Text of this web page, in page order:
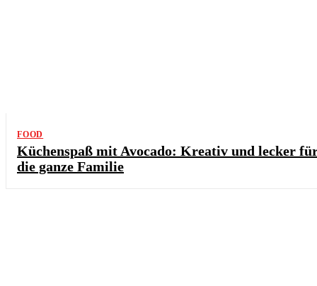
FOOD
Küchenspaß mit Avocado: Kreativ und lecker
die ganze Familie